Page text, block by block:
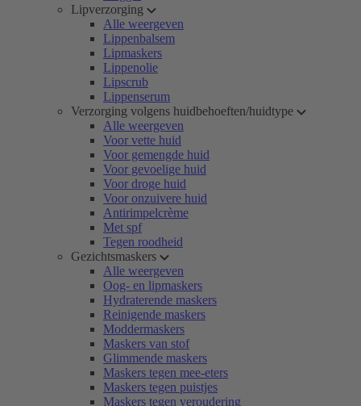
Lipverzorging
Alle weergeven
Lippenbalsem
Lipmaskers
Lippenolie
Lipscrub
Lippenserum
Verzorging volgens huidbehoeften/huidtype
Alle weergeven
Voor vette huid
Voor gemengde huid
Voor gevoelige huid
Voor droge huid
Voor onzuivere huid
Antirimpelcrème
Met spf
Tegen roodheid
Gezichtsmaskers
Alle weergeven
Oog- en lipmaskers
Hydraterende maskers
Reinigende maskers
Moddermaskers
Maskers van stof
Glimmende maskers
Maskers tegen mee-eters
Maskers tegen puistjes
Maskers tegen veroudering